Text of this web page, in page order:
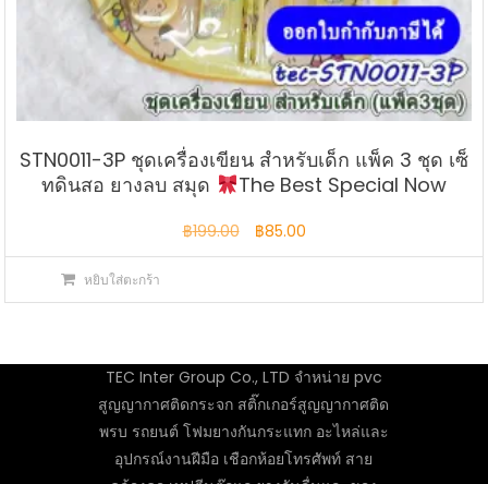
STN0011-3P ชุดเครื่องเขียน สำหรับเด็ก แพ็ค 3 ชุด เซ็
ทดินสอ ยางลบ สมุด
The Best Special Now
฿199.00
Original
price
฿85.00Current
price
หยิบใส่ตะกร้า
TEC Inter Group Co., LTD จำหน่าย pvc
สูญญากาศติดกระจก สติ๊กเกอร์สูญญากาศติด
พรบ รถยนต์ โฟมยางกันกระแทก อะไหล่และ
อุปกรณ์งานฝีมือ เชือกห้อยโทรศัพท์ สาย